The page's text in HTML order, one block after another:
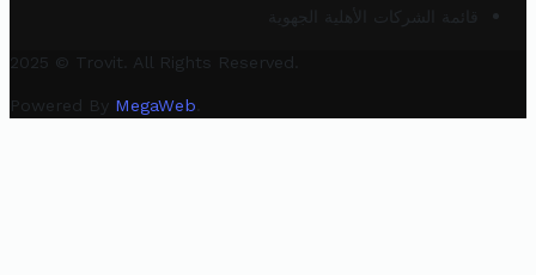
قائمة الشركات الأهلية الجهوية
2025 © Trovit. All Rights Reserved.
Powered By MegaWeb